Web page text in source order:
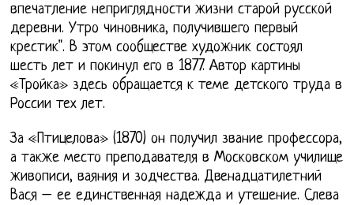
впечатление неприглядности жизни старой русской
деревни. Утро чиновника, получившего первый
крестик". В этом сообществе художник состоял
шесть лет и покинул его в 1877. Автор картины
«Тройка» здесь обращается к теме детского труда в
России тех лет.
За «Птицелова» (1870) он получил звание профессора,
а также место преподавателя в Московском училище
живописи, ваяния и зодчества. Двенадцатилетний
Вася – ее единственная надежда и утешение. Слева